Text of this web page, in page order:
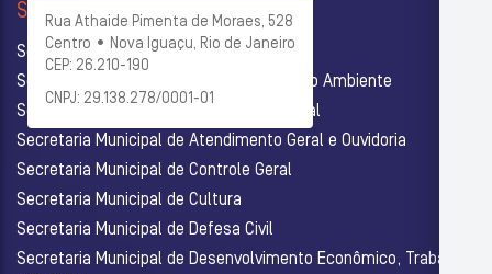
Rua Athaide Pimenta de Moraes, 528
Centro • Nova Iguaçu, Rio de Janeiro
CEP: 26.210-190
CNPJ: 29.138.278/0001-01
SECRETARIAS
Secretaria Municipal de Administração
Secretaria Municipal de Agricultura e Meio Ambiente
Secretaria Municipal de Assistência Social
Secretaria Municipal de Atendimento Geral e Ouvidoria
Secretaria Municipal de Controle Geral
Secretaria Municipal de Cultura
Secretaria Municipal de Defesa Civil
Secretaria Municipal de Desenvolvimento Econômico, Trabalho